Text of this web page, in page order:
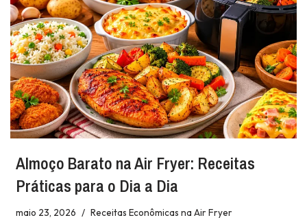
Almoço Barato na Air Fryer: Receitas
Práticas para o Dia a Dia
maio 23, 2026 Receitas Econômicas na Air Fryer